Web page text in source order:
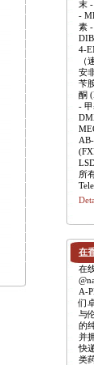
末
-
素
4-
（
安
苄
酮
-
所
在
在
A-
们
与
的
并
快
类